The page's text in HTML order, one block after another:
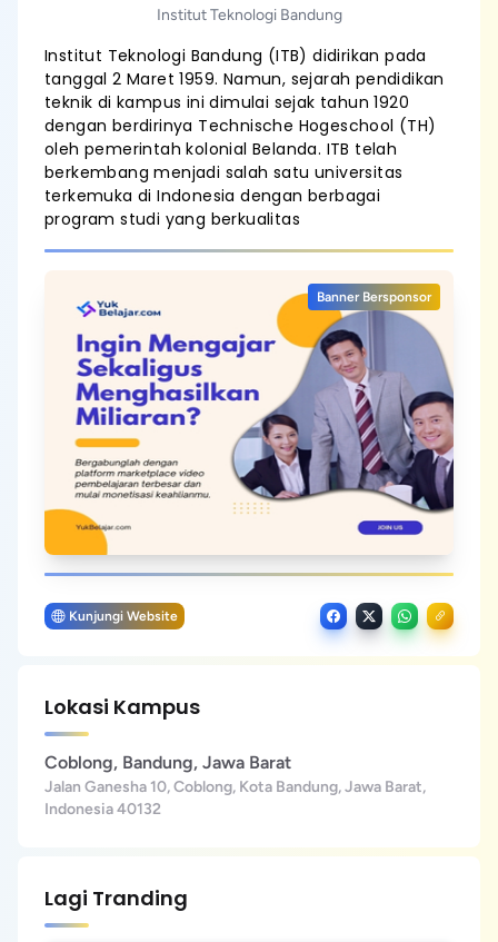
Institut Teknologi Bandung
Institut Teknologi Bandung (ITB) didirikan pada
tanggal 2 Maret 1959. Namun, sejarah pendidikan
teknik di kampus ini dimulai sejak tahun 1920
dengan berdirinya Technische Hogeschool (TH)
oleh pemerintah kolonial Belanda. ITB telah
berkembang menjadi salah satu universitas
terkemuka di Indonesia dengan berbagai
program studi yang berkualitas
Banner Bersponsor
Kunjungi Website
Lokasi Kampus
Coblong, Bandung, Jawa Barat
Jalan Ganesha 10, Coblong, Kota Bandung, Jawa Barat,
Indonesia 40132
Lagi Tranding